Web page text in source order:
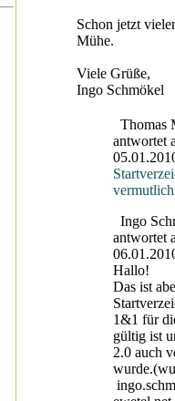
Schon jetzt
Mühe.
Viele Grüße,
Ingo Schmökel
Thomas
antwortet
Ingo
antwortet
Hallo!
Das ist
1&1 für
gültig ist
2.0 auch